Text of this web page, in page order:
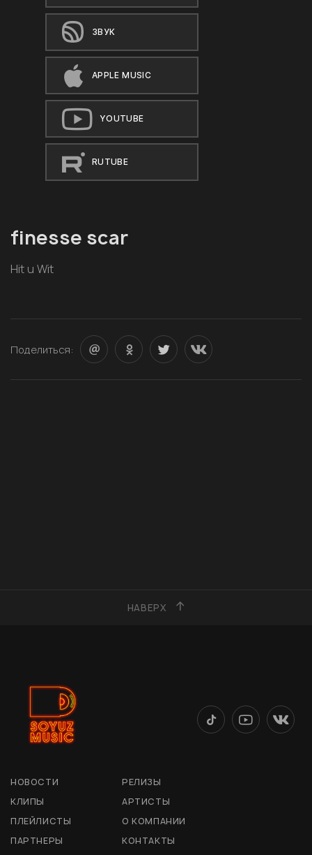
ЗВУК
APPLE MUSIC
YOUTUBE
RUTUBE
finesse scar
Hit u Wit
Поделиться:
НАВЕРХ
НОВОСТИ
РЕЛИЗЫ
КЛИПЫ
АРТИСТЫ
ПЛЕЙЛИСТЫ
О КОМПАНИИ
ПАРТНЕРЫ
КОНТАКТЫ